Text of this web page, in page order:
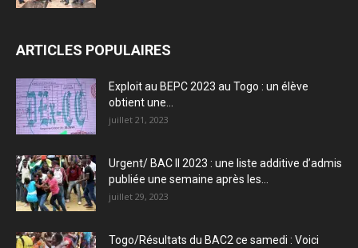
ARTICLES POPULAIRES
Exploit au BEPC 2023 au Togo : un élève
obtient une...
juillet 21, 2023
Urgent/ BAC II 2023 : une liste additive d’admis
publiée une semaine après les...
juillet 29, 2023
Togo/Résultats du BAC2 ce samedi : Voici